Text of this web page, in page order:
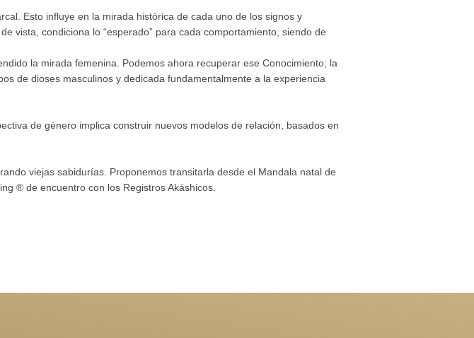
Esto influye en la mirada histórica de cada uno de los signos y
vista, condiciona lo “esperado” para cada comportamiento, siendo de
la mirada femenina. Podemos ahora recuperar ese Conocimiento; la
de dioses masculinos y dedicada fundamentalmente a la experiencia
de género implica construir nuevos modelos de relación, basados en
viejas sabidurías. Proponemos transitarla desde el Mandala natal de
® de encuentro con los Registros Akáshicos.